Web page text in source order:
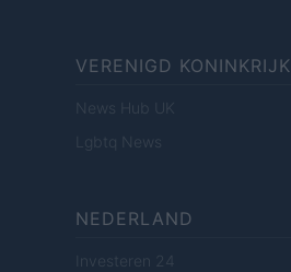
VERENIGD KONINKRIJK
News Hub UK
Lgbtq News
NEDERLAND
Investeren 24